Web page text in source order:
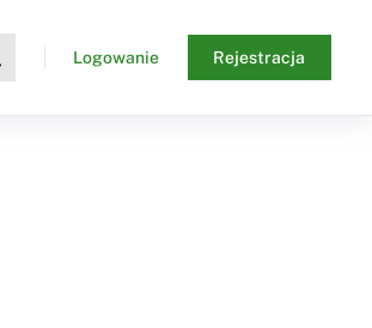
Logowanie Rejestracja